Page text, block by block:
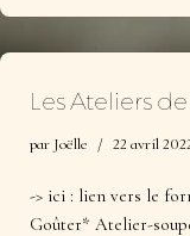
Les Ateliers
par Joëlle 22 avril
-> ici : lien vers le
Goûter* Atelier-